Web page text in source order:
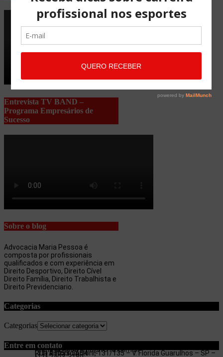
Entrevista TV BAND –
Programa Empresários de
Sucesso
Sobre o blog
Advocacia Maria Pessoa é
composta por profissionais
qualificados e com experiência em
Direito Desportivo, Direito Cível
Direito Família, Direito Trabalhista e
Direito Previdenciario.
Categorias
Categorias
Entre em contato
Rua Antonio Artoni, 131/135 – V. Florida Guarulhos – SP –
(11) 97053-3654
maria.pessoa.lima@terra.com.br